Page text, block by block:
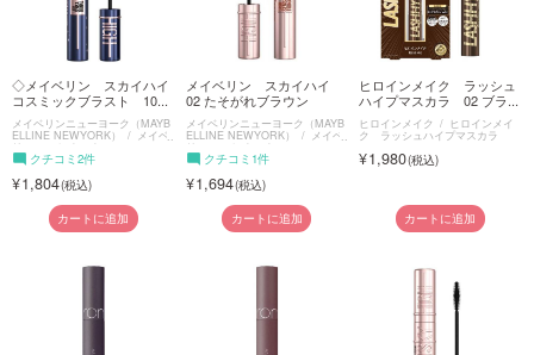
◇メイベリン スカイハイ
コスミックブラスト 10...
メイベリンニューヨーク（MAYB
ELLINE NEWYORK） メイベ
リン スカイハイ
クチコミ2件
1,804
カートに追加
メイベリン スカイハイ
02 たそがれブラウン
メイベリンニューヨーク（MAYB
ELLINE NEWYORK） メイベ
リン スカイハイ
クチコミ1件
1,694
カートに追加
ヒロインメイク ラッシュ
ハイプマスカラ 02 ブラ...
ヒロインメイク ヒロインメイ
ク ラッシュハイプマスカラ
1,980
カートに追加